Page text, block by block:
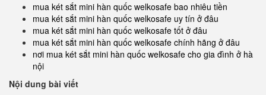
mua két sắt mini hàn quốc welkosafe bao nhiêu tiền
mua két sắt mini hàn quốc welkosafe uy tín ở đâu
mua két sắt mini hàn quốc welkosafe tốt ở đâu
mua két sắt mini hàn quốc welkosafe chính hãng ở đâu
nơi mua két sắt mini hàn quốc welkosafe cho gia đình ở hà
nội
Nội dung bài viết